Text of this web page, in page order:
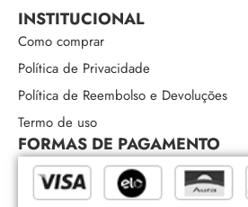
INSTITUCIONAL
Como comprar
Política de Privacidade
Política de Reembolso e Devoluções
Termo de uso
FORMAS DE PAGAMENTO